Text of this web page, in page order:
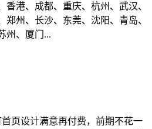
香港、成都、重庆、杭州、武汉、
郑州、长沙、东莞、沈阳、青岛、
州、厦门...
页设计满意再付费，前期不花一